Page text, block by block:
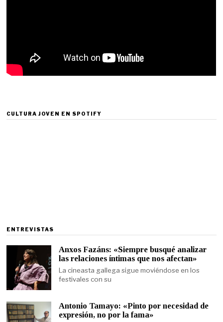
CULTURA JOVEN EN SPOTIFY
ENTREVISTAS
Anxos Fazáns: «Siempre busqué analizar
las relaciones íntimas que nos afectan»
La cineasta gallega sigue moviéndose en los
festivales con su
Antonio Tamayo: «Pinto por necesidad de
expresión, no por la fama»